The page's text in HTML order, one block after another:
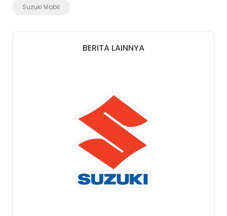
Suzuki Mobil
BERITA LAINNYA